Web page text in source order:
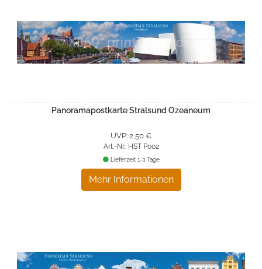
Panoramapostkarte Stralsund Ozeaneum
UVP: 2,50 €
Art.-Nr.: HST P002
Mehr Informationen
Lieferzeit 1-3 Tage